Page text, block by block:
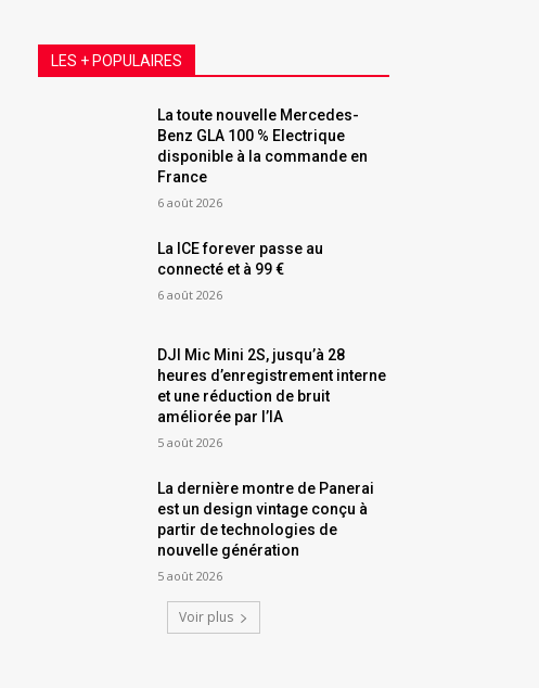
LES + POPULAIRES
La toute nouvelle Mercedes-
Benz GLA 100 % Electrique
disponible à la commande en
France
6 août 2026
La ICE forever passe au
connecté et à 99 €
6 août 2026
DJI Mic Mini 2S, jusqu’à 28
heures d’enregistrement interne
et une réduction de bruit
améliorée par l’IA
5 août 2026
La dernière montre de Panerai
est un design vintage conçu à
partir de technologies de
nouvelle génération
5 août 2026
Voir plus